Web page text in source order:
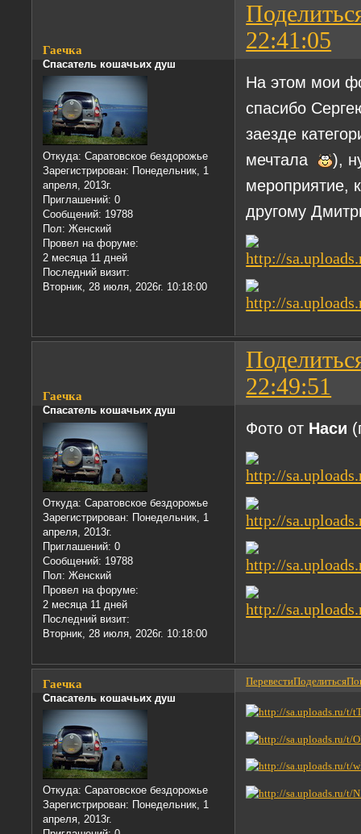
22:41:05
Гаечка
Спасатель кошачьих душ
Откуда: Саратовское бездорожье
Зарегистрирован: Понедельник, 1
апреля, 2013г.
Приглашений: 0
Сообщений: 19788
Пол: Женский
Провел на форуме:
2 месяца 11 дней
Последний визит:
Вторник, 28 июля, 2026г. 10:18:00
На этом мои
спасибо
заезде
мечтала
),
мероприятие,
другому
22:49:51
Гаечка
Спасатель кошачьих душ
Откуда: Саратовское бездорожье
Зарегистрирован: Понедельник, 1
апреля, 2013г.
Приглашений: 0
Сообщений: 19788
Пол: Женский
Провел на форуме:
2 месяца 11 дней
Последний визит:
Вторник, 28 июля, 2026г. 10:18:00
Фото от Наси
ПеревестиПоделиться
Гаечка
Спасатель кошачьих душ
Откуда: Саратовское бездорожье
Зарегистрирован: Понедельник, 1
апреля, 2013г.